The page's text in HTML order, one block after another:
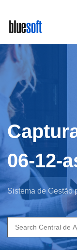
main
content
06-12-
Sistema de Gestão
Search
for: